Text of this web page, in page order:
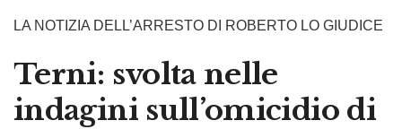
LA NOTIZIA DELL’ARRESTO DI ROBERTO LO GIUDICE
Terni: svolta nelle
indagini sull’omicidio di